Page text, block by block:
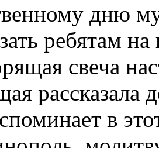
дню
ребятам
свеча
рассказала
в